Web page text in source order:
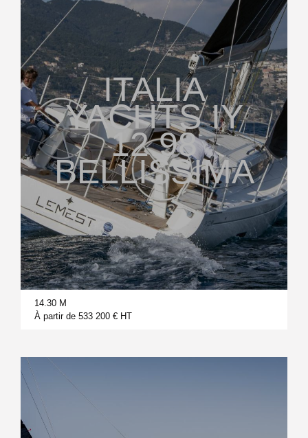
ITALIA
YACHTS IY
12.98
BELLISSIMA
14.30 M
À partir de 533 200 € HT